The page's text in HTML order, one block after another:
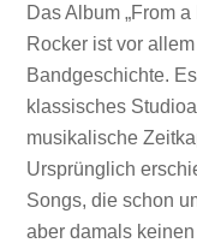
Das Album „From
Rocker ist vor
Bandgeschichte.
klassisches
musikalische
Ursprünglich
Songs, die schon
aber damals